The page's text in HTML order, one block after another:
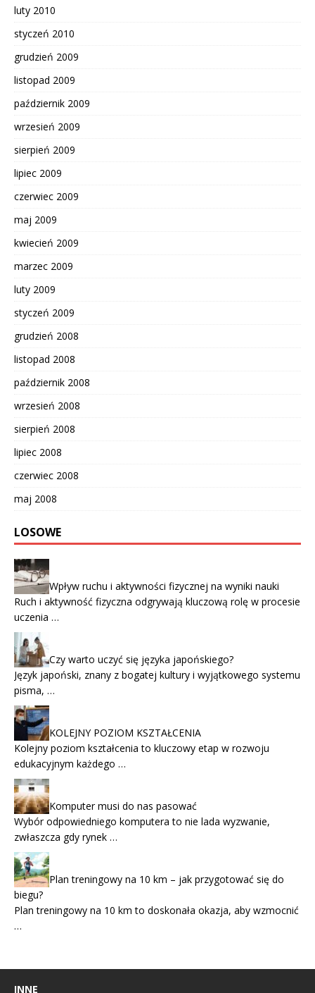
luty 2010
styczeń 2010
grudzień 2009
listopad 2009
październik 2009
wrzesień 2009
sierpień 2009
lipiec 2009
czerwiec 2009
maj 2009
kwiecień 2009
marzec 2009
luty 2009
styczeń 2009
grudzień 2008
listopad 2008
październik 2008
wrzesień 2008
sierpień 2008
lipiec 2008
czerwiec 2008
maj 2008
LOSOWE
Wpływ ruchu i aktywności fizycznej na wyniki nauki
Ruch i aktywność fizyczna odgrywają kluczową rolę w procesie
uczenia …
Czy warto uczyć się języka japońskiego?
Język japoński, znany z bogatej kultury i wyjątkowego systemu
pisma, …
KOLEJNY POZIOM KSZTAŁCENIA
Kolejny poziom kształcenia to kluczowy etap w rozwoju
edukacyjnym każdego …
Komputer musi do nas pasować
Wybór odpowiedniego komputera to nie lada wyzwanie,
zwłaszcza gdy rynek …
Plan treningowy na 10 km – jak przygotować się do
biegu?
Plan treningowy na 10 km to doskonała okazja, aby wzmocnić
…
INNE